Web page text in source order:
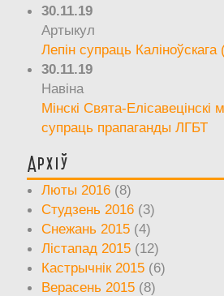
30.11.19
Артыкул
Лепін супраць
30.11.19
Навіна
Мінскі Свята-
супраць прапаганды ЛГБТ
Архіў
Люты 2016 (8)
Студзень 2016 (3)
Снежань 2015 (4)
Лістапад 2015 (12)
Кастрычнік 2015 (6)
Верасень 2015 (8)